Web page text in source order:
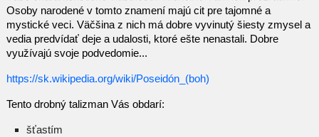
Osoby narodené v tomto znamení majú cit pre tajomné a
mystické veci. Väčšina z nich má dobre vyvinutý šiesty zmysel a
vedia predvídať deje a udalosti, ktoré ešte nenastali. Dobre
využívajú svoje podvedomie...
https://sk.wikipedia.org/wiki/Poseidón_(boh)
Tento drobný talizman Vás obdarí:
šťastím